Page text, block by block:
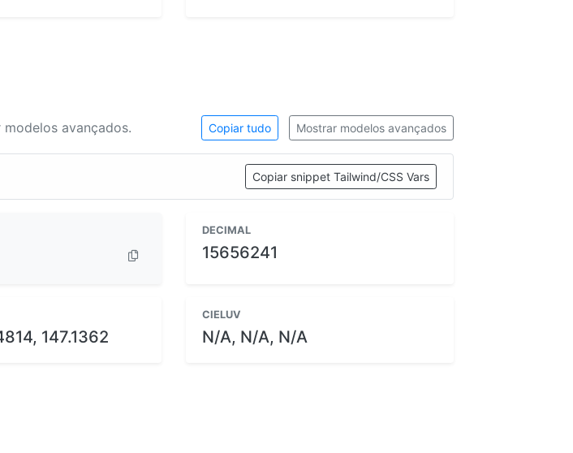
avançados. Copiar tudo Mostrar modelos avançados
Copiar snippet Tailwind/CSS Vars
DECIMAL
15656241
147.1362
CIELUV
N/A, N/A, N/A